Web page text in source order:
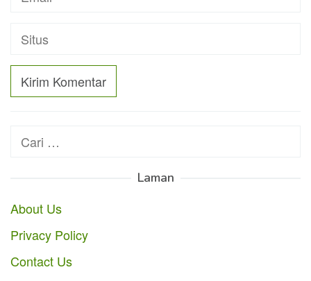
Cari
Laman
About Us
Privacy Policy
Contact Us